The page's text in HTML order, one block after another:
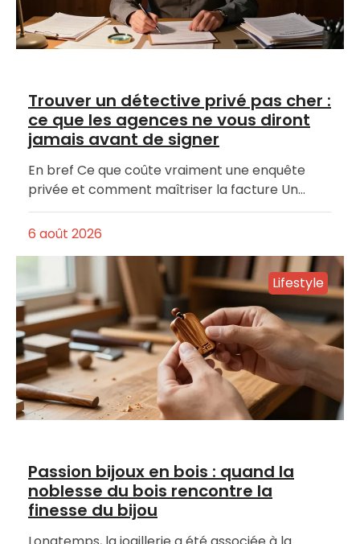
Trouver un détective privé pas cher :
ce que les agences ne vous diront
jamais avant de signer
En bref Ce que coûte vraiment une enquête
privée et comment maîtriser la facture Un…
6 août 2026
Lifestyle
Passion bijoux en bois : quand la
noblesse du bois rencontre la
finesse du bijou